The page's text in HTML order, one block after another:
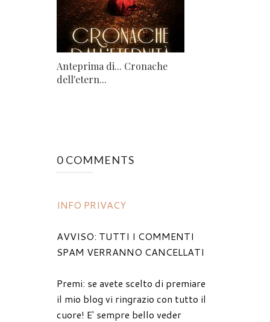
Anteprima di... Cronache
dell'etern...
0 COMMENTS
INFO PRIVACY
AVVISO: TUTTI I COMMENTI
SPAM VERRANNO CANCELLATI
Premi: se avete scelto di premiare
il mio blog vi ringrazio con tutto il
cuore! E' sempre bello veder